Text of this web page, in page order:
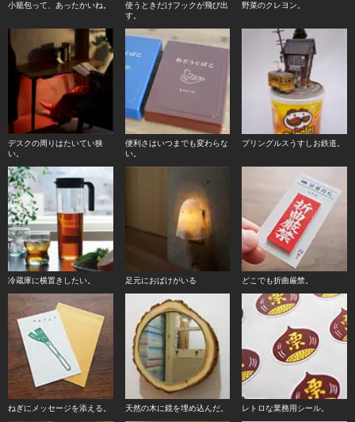
小籠包って、あったかいね。
使うときだけフックが飛び出
す。
野菜のクレヨン。
デスクの周りはたいてい狭
い。
便利さはいつまでも変わらな
い。
プリングルスうすしお鉄道。
冷蔵庫に横置きしたい。 足元におばけがいる どこでも折曲厳禁。
ねぎにメッセージを添える。 天然の木に鏡を埋め込んだ。 レトロな業務用シール。